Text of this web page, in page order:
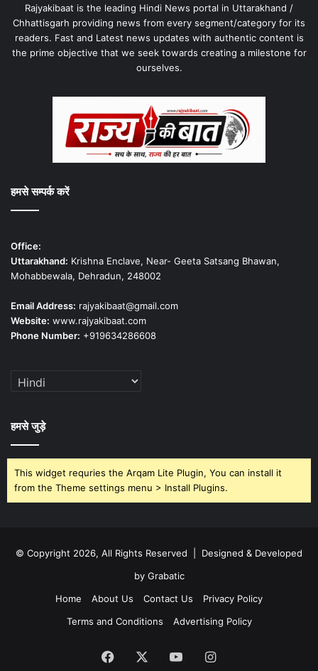
Rajyakibaat is the leading Hindi News portal in Uttarakhand /
Chhattisgarh providing news from every segment/category for its
readers. Fast and Latest news updates with authentic content is
the prime objective that we seek towards creating a milestone for
ourselves.
हमसे सम्पर्क करें
Office:
Uttarakhand: Krishna Enclave, Near- Geeta Satsang Bhawan,
Mohabbewala, Dehradun, 248002
Email Address: rajyakibaat@gmail.com
Website: www.rajyakibaat.com
Phone Number: +919634286608
हमसे जुड़े
This widget requries the Arqam Lite Plugin, You can install it
from the Theme settings menu > Install Plugins.
© Copyright 2026, All Rights Reserved | Designed & Developed
by Grabatic
Home
About Us Contact Us
Privacy Policy
Terms and Conditions
Advertising Policy
Facebook YouTubeInstagram